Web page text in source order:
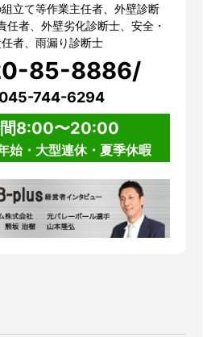
立て等作業主任者、外壁診断
任者、外壁劣化診断士、安全・
者、雨漏り診断士
85-8886/
744-6294
間8:00〜20:00
始・大型連休・夏季休暇